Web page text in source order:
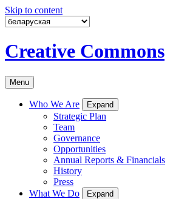
Skip to content
Creative Commons
Menu
Who We Are Expand
Strategic Plan
Team
Governance
Opportunities
Annual Reports & Financials
History
Press
What We Do
Expand